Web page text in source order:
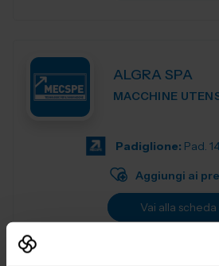
ALGRA SPA
MACCHINE
Padiglione: Pad. 14
Aggiungi ai
Vai alla scheda